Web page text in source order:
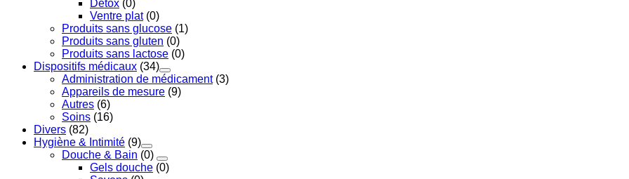
Détox (0)
Ventre plat (0)
Produits sans glucose (1)
Produits sans gluten (0)
Produits sans lactose (0)
Dispositifs médicaux (34)
Administration de médicament (3)
Appareils de mesure (9)
Autres (6)
Soins (16)
Divers (82)
Hygiène & Intimité (9)
Douche & Bain (0)
Gels douche (0)